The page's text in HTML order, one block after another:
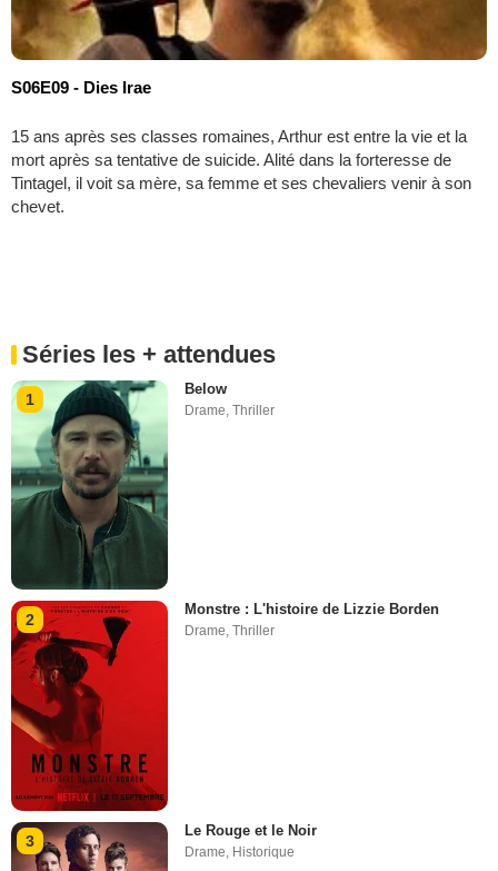
S06E09 - Dies Irae
15 ans après ses classes romaines, Arthur est entre la vie et la
mort après sa tentative de suicide. Alité dans la forteresse de
Tintagel, il voit sa mère, sa femme et ses chevaliers venir à son
chevet.
Séries les + attendues
1
Below
Drame,Thriller
2
Monstre : L'histoire de Lizzie Borden
Drame,Thriller
3
Le Rouge et le Noir
Drame Historique